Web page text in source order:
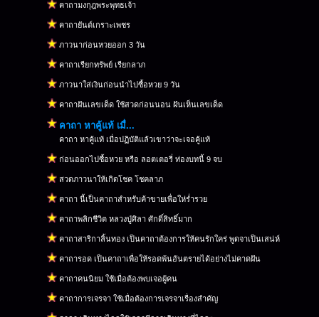
คาถามงกุฎพระพุทธเจ้า
คาถายันต์เกราะเพชร
ภาวนาก่อนหวยออก 3 วัน
คาถาเรียกทรัพย์ เรียกลาภ
ภาวนาใส่เงินก่อนนำไปซื้อหวย 9 วัน
คาถาฝันเลขเด็ด ใช้สวดก่อนนอน ฝันเห็นเลขเด็ด
คาถา หาคู้แท้ เมื่...
คาถา หาคู้แท้ เมื่อปฏิบัติแล้วเขาว่าจะเจอคู้แท้
ก่อนออกไปซื้อหวย หรือ ลอตเตอรี่ ท่องบทนี้ 9 จบ
สวดภาวนาให้เกิดโชค โชคลาภ
คาถา นี้เป็นคาถาสำหรับค้าขายเพื่อให่ร่ำรวย
คาถาพลิกชีวิต หลวงปู่ศิลา ศักดิ์สิทธิ์มาก
คาถาสาริกาลิ้นทอง เป็นคาถาต้องการให้คนรักใคร่ พูดจาเป็นเสน่ห์
คาถารอด เป็นคาถาเพื่อให้รอดพ้นอันตรายได้อย่างไม่คาดฝัน
คาถาคนนิยม ใช้เมื่อต้องพบเจอผู้คน
คาถาการเจรจา ใช้เมื่อต้องการเจรจาเรื่องสำคัญ